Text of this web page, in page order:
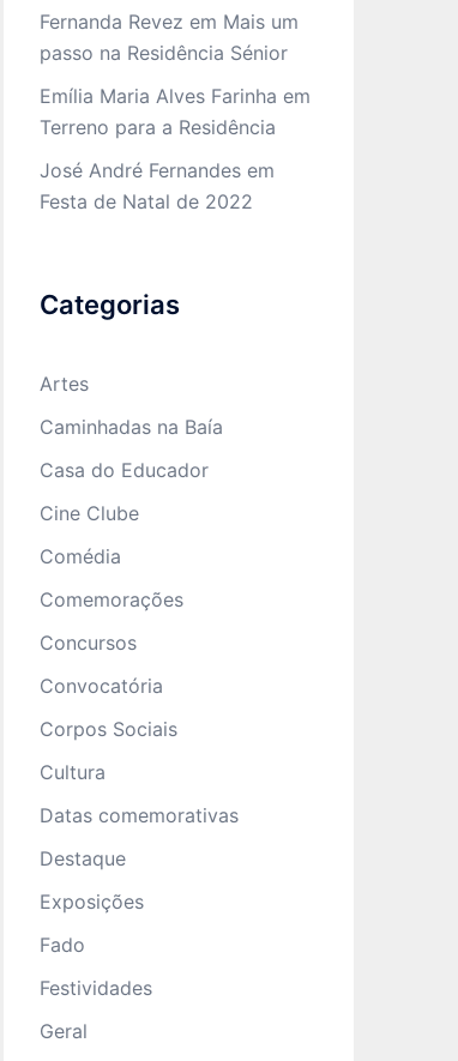
Fernanda Revez em Mais um
passo na Residência Sénior
Emília Maria Alves Farinha em
Terreno para a Residência
José André Fernandesem
Festa de Natal de 2022
Categorias
Artes
Caminhadas na Baía
Casa do Educador
Cine Clube
Comédia
Comemorações
Concursos
Convocatória
Corpos Sociais
Cultura
Datas comemorativas
Destaque
Exposições
Fado
Festividades
Geral